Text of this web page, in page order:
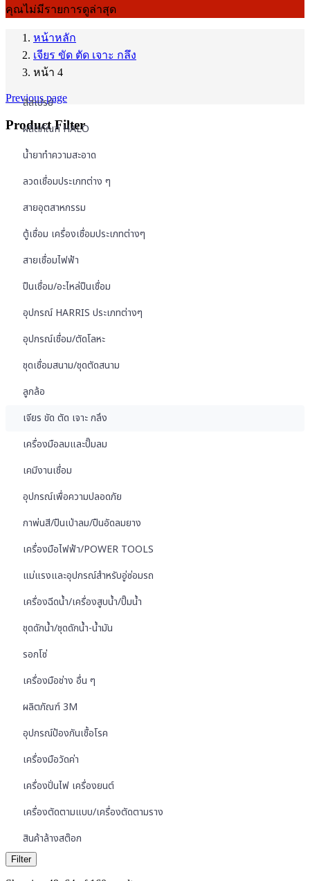
คุณไม่มีรายการดูล่าสุด
หน้าหลัก
เจียร ขัด ตัด เจาะ กลึง
หน้า 4
Previous page
Product Filter
สีสเปรย์
ผลิตภัณฑ์ HALO
น้ำยาทำความสะอาด
ลวดเชื่อมประเภทต่าง ๆ
สายอุตสาหกรรม
ตู้เชื่อม เครื่องเชื่อมประเภทต่างๆ
สายเชื่อมไฟฟ้า
ปืนเชื่อม/อะไหล่ปืนเชื่อม
อุปกรณ์ HARRIS ประเภทต่างๆ
อุปกรณ์เชื่อม/ตัดโลหะ
ชุดเชื่อมสนาม/ชุดตัดสนาม
ลูกล้อ
เจียร ขัด ตัด เจาะ กลึง
เครื่องมือลมและปั๊มลม
เคมีงานเชื่อม
อุปกรณ์เพื่อความปลอดภัย
กาพ่นสี/ปืนเป่าลม/ปืนอัดลมยาง
เครื่องมือไฟฟ้า/POWER TOOLS
แม่แรงและอุปกรณ์สำหรับอู่ซ่อมรถ
เครื่องฉีดน้ำ/เครื่องสูบน้ำ/ปั๊มน้ำ
ชุดดักน้ำ/ชุดดักน้ำ-น้ำมัน
รอกโซ่
เครื่องมือช่าง อื่น ๆ
ผลิตภัณฑ์ 3M
อุปกรณ์ป้องกันเชื้อโรค
เครื่องมือวัดค่า
เครื่องปั่นไฟ เครื่องยนต์
เครื่องตัดตามแบบ/เครื่องตัดตามราง
สินค้าล้างสต๊อก
Filter